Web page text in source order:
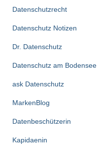
Datenschutzrecht
Datenschutz Notizen
Dr. Datenschutz
Datenschutz am Bodensee
ask Datenschutz
MarkenBlog
Datenbeschützerin
Kapidaenin